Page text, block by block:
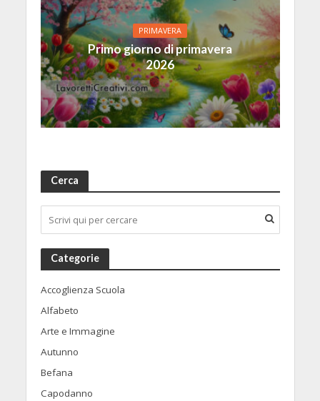
PRIMAVERA
Primo giorno di primavera
2026
Cerca
Categorie
Accoglienza Scuola
Alfabeto
Arte e Immagine
Autunno
Befana
Capodanno